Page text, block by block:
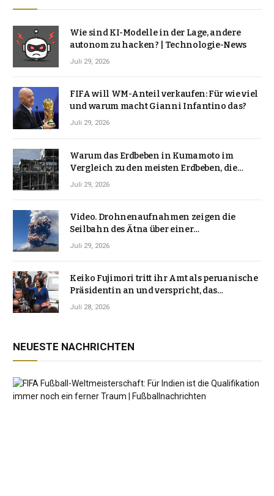
Wie sind KI-Modelle in der Lage, andere
autonom zu hacken? | Technologie-News
Juli 29, 2026
FIFA will WM-Anteil verkaufen: Für wie viel
und warum macht Gianni Infantino das?
Juli 29, 2026
Warum das Erdbeben in Kumamoto im
Vergleich zu den meisten Erdbeben, die
Japan erschütterten, ungewöhnlich ist
Juli 29, 2026
Video. Drohnenaufnahmen zeigen die
Seilbahn des Ätna über einer
Vulkanlandschaft
Juli 29, 2026
Keiko Fujimori tritt ihr Amt als peruanische
Präsidentin an und verspricht, das
Jahrzehnt der Instabilität zu beenden
Juli 28, 2026
NEUESTE NACHRICHTEN